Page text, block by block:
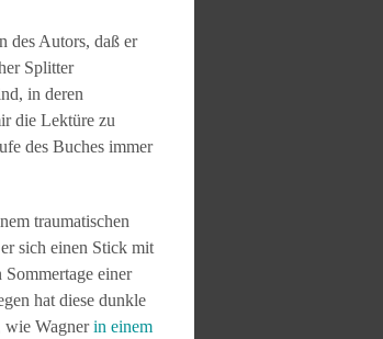
des Autors, daß er
Splitter
in deren
die Lektüre zu
des Buches immer
traumatischen
sich einen Stick mit
einer
hat diese dunkle
wie Wagnerin einem